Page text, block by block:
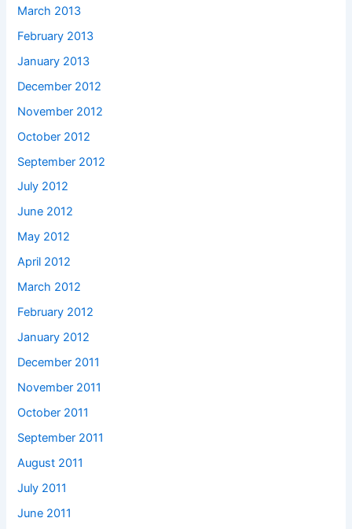
March 2013
February 2013
January 2013
December 2012
November 2012
October 2012
September 2012
July 2012
June 2012
May 2012
April 2012
March 2012
February 2012
January 2012
December 2011
November 2011
October 2011
September 2011
August 2011
July 2011
June 2011